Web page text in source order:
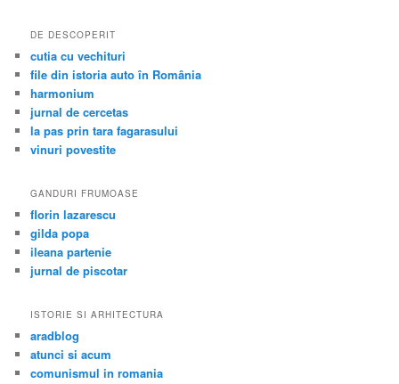
DE DESCOPERIT
cutia cu vechituri
file din istoria auto în România
harmonium
jurnal de cercetas
la pas prin tara fagarasului
vinuri povestite
GANDURI FRUMOASE
florin lazarescu
gilda popa
ileana partenie
jurnal de piscotar
ISTORIE SI ARHITECTURA
aradblog
atunci si acum
comunismul in romania